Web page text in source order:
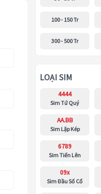
100 - 150 Tr
300 - 500 Tr
LOẠI SIM
4444
Sim Tứ Quý
AA.BB
Sim Lặp Kép
6789
Sim Tiến Lên
09x
Sim Đầu Số Cổ